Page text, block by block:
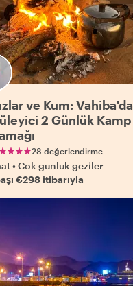
ve Kum: Vahiba'da
2 Günlük Kamp
28 değerlendirme
•Cok gunluk geziler
€298 itibarıyla